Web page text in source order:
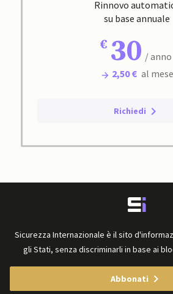
Rinnovo
su base annuale
30 / anno
2,50 € al mese
Richiedi
Sicurezza Internazionale è il sito
gli Stati, senza discriminarli in base ai
Abbonati